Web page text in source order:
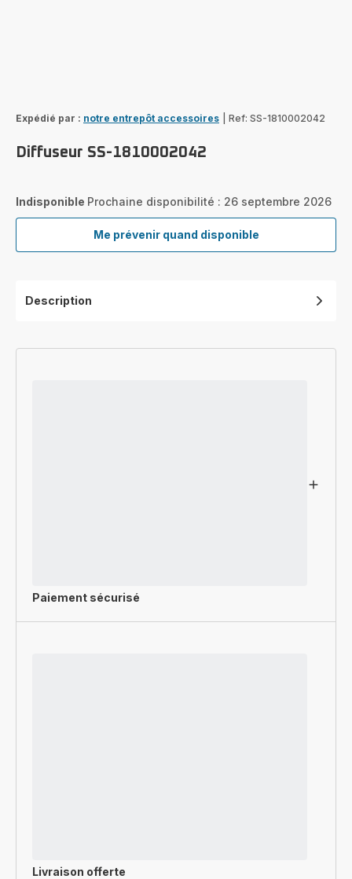
Expédié par : notre entrepôt accessoires Ref: SS-1810002042
Diffuseur SS-1810002042
Indisponible Prochaine disponibilité : 26 septembre 2026
Me prévenir quand disponible
Diffuseur
SS-
Description
Paiement sécurisé
Livraison offerte